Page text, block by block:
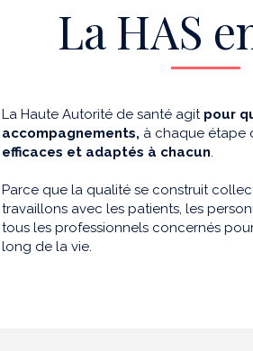
La HAS
La Haute Autorité de santé agit pour
accompagnements, à chaque étape
efficaces et adaptés à chacun.
Parce que la qualité se construit
travaillons avec les patients, les
tous les professionnels concernés
long de la vie.